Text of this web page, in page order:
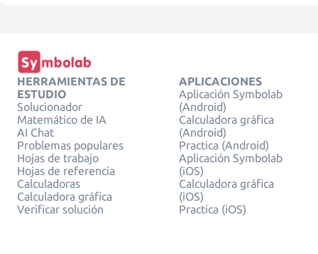
HERRAMIENTAS DE
ESTUDIO
Solucionador
Matemático de IA
AI Chat
Problemas populares
Hojas de trabajo
Hojas de referencia
Calculadoras
Calculadora gráfica
Verificar solución
APLICACIONES
Aplicación Symbolab
(Android)
Calculadora gráfica
(Android)
Practica (Android)
Aplicación Symbolab
(iOS)
Calculadora gráfica
(iOS)
Practica (iOS)